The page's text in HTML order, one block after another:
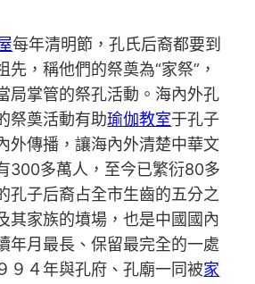
每年清明節，孔氏后裔都要到
先，稱他們的祭奠為“家祭”，
局掌管的祭孔活動。海內外孔
祭奠活動有助瑜伽教室于孔子
外傳播，讓海內外清楚中華文
300多萬人，至今已繁衍80多
孔子后裔占全市生齒的五分之
其家族的墳場，也是中國國內
年月最長、保留最完全的一處
９４年與孔府、孔廟一同被家